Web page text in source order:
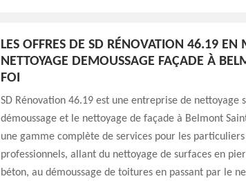
LES OFFRES DE SD RÉNOVATION 46.19 EN
NETTOYAGE DEMOUSSAGE FAÇADE À
FOI
SD Rénovation 46.19 est une entreprise de nettoyage
démoussage et le nettoyage de façade à Belmont
une gamme complète de services pour les
professionnels, allant du nettoyage de surfaces en
béton, au démoussage de toitures en passant par le